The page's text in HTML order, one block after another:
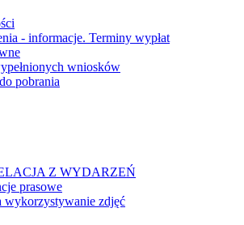
- informacje. Terminy wypłat
wniosków
pobrania
Z WYDARZEŃ
prasowe
wykorzystywanie zdjęć